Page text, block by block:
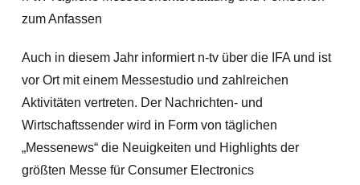
zum Anfassen
Auch in diesem Jahr informiert n-tv über die IFA und ist
vor Ort mit einem Messestudio und zahlreichen
Aktivitäten vertreten. Der Nachrichten- und
Wirtschaftssender wird in Form von täglichen
„Messenews“ die Neuigkeiten und Highlights der
größten Messe für Consumer Electronics